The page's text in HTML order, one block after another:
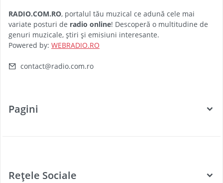
RADIO.COM.RO, portalul tău muzical ce adună cele mai
variate posturi de radio online! Descoperă o multitudine de
genuri muzicale, știri și emisiuni interesante.
Powered by: WEBRADIO.RO
contact@radio.com.ro
Pagini
Țări
Rețele Sociale